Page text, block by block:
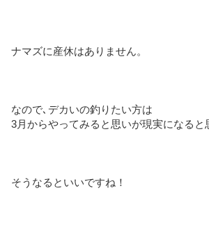
ナマズに産休はありません。
なので､デカいの釣りたい方は
3月からやってみると思いが現実になると
そうなるといいですね！